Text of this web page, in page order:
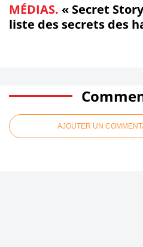
MÉDIAS. « Secret
liste des secrets des
AJOUTER UN